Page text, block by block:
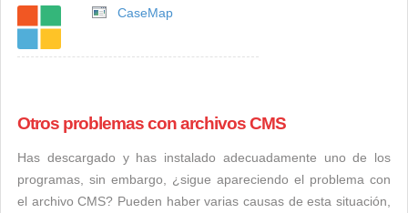
CaseMap
Otros problemas con archivos CMS
Has descargado y has instalado adecuadamente uno de los
programas, sin embargo, ¿sigue apareciendo el problema con
el archivo CMS? Pueden haber varias causas de esta situación,